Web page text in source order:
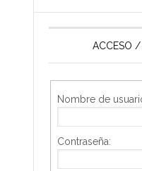
ACCESO /
Nombre de
Contraseña: